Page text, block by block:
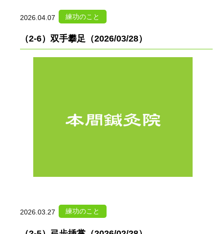
2026.04.07 練功のこと
（2-6）双手攀足（2026/03/28）
2026.03.27 練功のこと